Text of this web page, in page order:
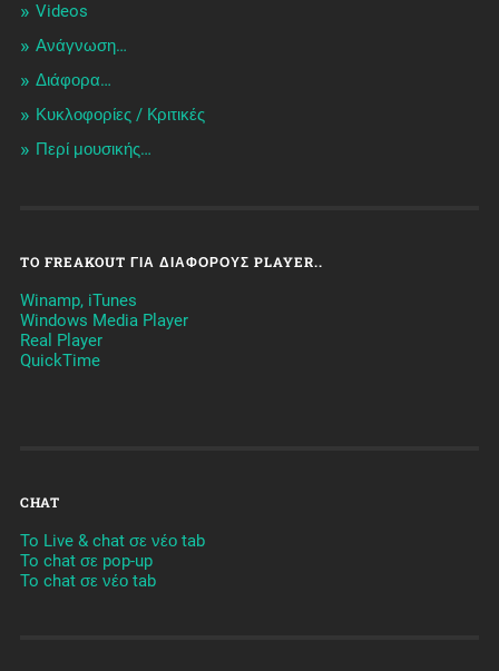
Videos
Ανάγνωση…
Διάφορα…
Κυκλοφορίες / Kριτικές
Περί μουσικής…
TO FREAKOUT ΓΙΑ ΔΙΆΦΟΡΟΥΣ PLAYER..
Winamp, iTunes
Windows Media Player
Real Player
QuickTime
CHAT
To Live & chat σε νέο tab
To chat σε pop-up
To chat σε νέο tab